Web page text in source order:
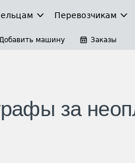
Перевозчикам
машину Заказы
за